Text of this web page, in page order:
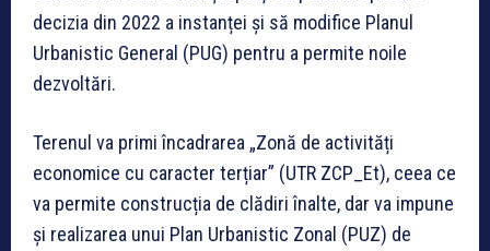
decizia din 2022 a instanței și să modifice Planul
Urbanistic General (PUG) pentru a permite noile
dezvoltări.
Terenul va primi încadrarea „Zonă de activități
economice cu caracter terțiar” (UTR ZCP_Et), ceea ce
va permite construcția de clădiri înalte, dar va impune
și realizarea unui Plan Urbanistic Zonal (PUZ) de